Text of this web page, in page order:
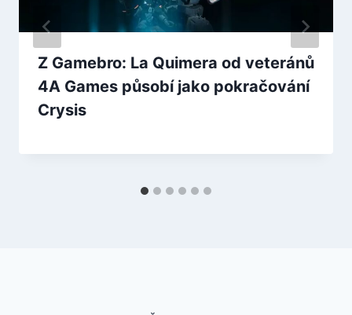
Z Gamebro: La Quimera od veteránů
4A Games působí jako pokračování
Crysis